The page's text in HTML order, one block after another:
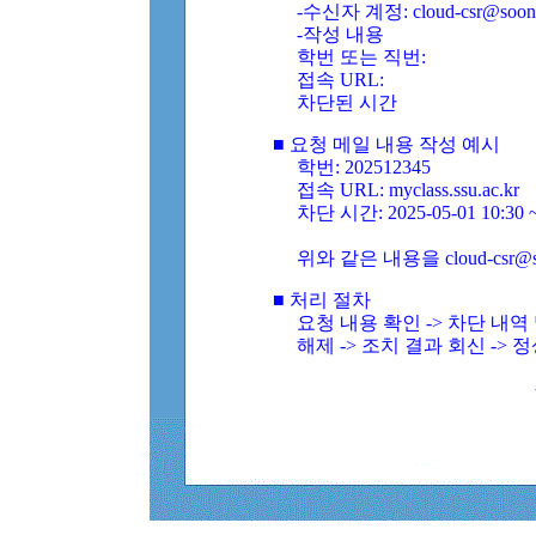
-수신자 계정: cloud-
-작성 내용
학번 또는 직번:
접속 URL:
차단된 시간
■ 요청 메일 내용 작성 예시
학번: 202512345
접속 URL: myclass.ssu.ac.kr
차단 시간: 2025-05-01 10:30
위와 같은 내용을 cloud-
■ 처리 절차
요청 내용 확인 -> 차단 내
해제 -> 조치 결과 회신 ->